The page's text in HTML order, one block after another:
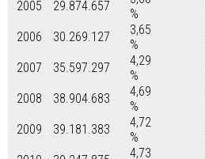
2005
29.874.657
%
2006
30.269.127
3,65
%
2007
35.597.297
4,29
%
2008
38.904.683
4,69
%
2009
39.181.383
4,72
%
4,73